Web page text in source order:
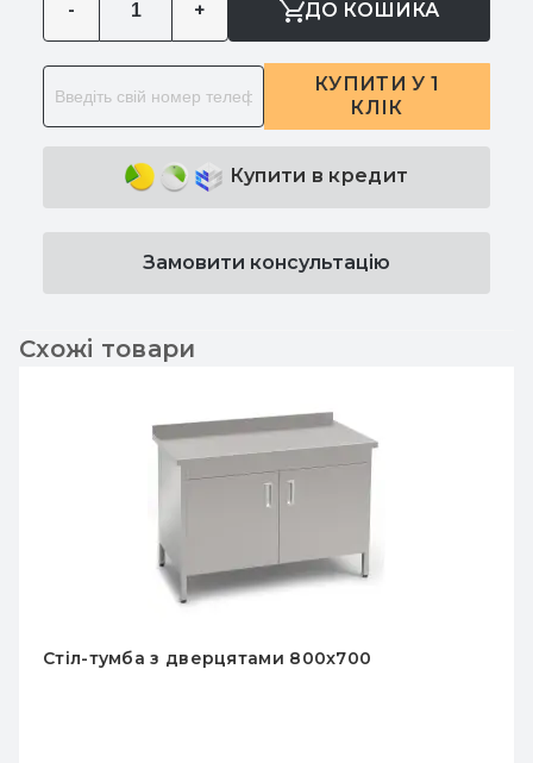
- + ДО КОШИКА
КУПИТИ У 1
КЛІК
Купити в кредит
Замовити консультацію
Схожі товари
Стіл-тумба з дверцятами 1200x700